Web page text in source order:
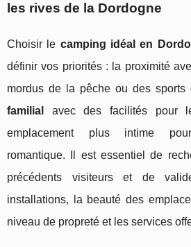
les rives de la Dordogne
Choisir le camping idéal en
définir vos priorités : la proximité
mordus de la pêche ou des sports
familial
avec des facilités pour
emplacement plus intime
romantique. Il est essentiel de
précédents visiteurs et de
installations, la beauté des
niveau de propreté et les services